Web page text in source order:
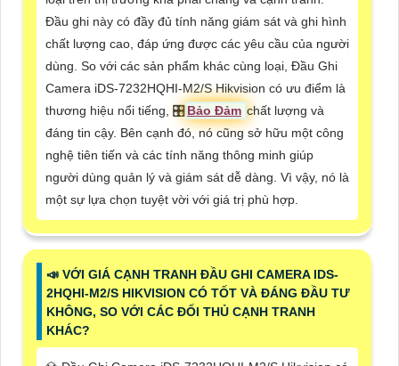
Đầu ghi này có đầy đủ tính năng giám sát và ghi hình
chất lượng cao, đáp ứng được các yêu cầu của người
dùng. So với các sản phẩm khác cùng loại, Đầu Ghi
Camera iDS-7232HQHI-M2/S Hikvision có ưu điểm là
thương hiệu nổi tiếng, 🎛 Bảo Đảm chất lượng và
đáng tin cậy. Bên cạnh đó, nó cũng sở hữu một công
nghệ tiên tiến và các tính năng thông minh giúp
người dùng quản lý và giám sát dễ dàng. Vì vậy, nó là
một sự lựa chọn tuyệt vời với giá trị phù hợp.
📣 VỚI GIÁ CẠNH TRANH ĐẦU GHI CAMERA IDS-
2HQHI-M2/S HIKVISION CÓ TỐT VÀ ĐÁNG ĐẦU TƯ
KHÔNG, SO VỚI CÁC ĐỐI THỦ CẠNH TRANH
KHÁC?